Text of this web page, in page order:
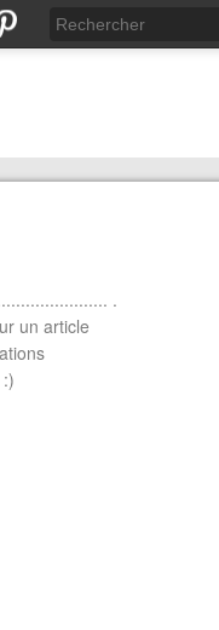
.
un article